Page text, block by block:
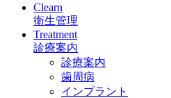
Clearn
衛生管理
Treatment
診療案内
診療案内
歯周病
インプラント